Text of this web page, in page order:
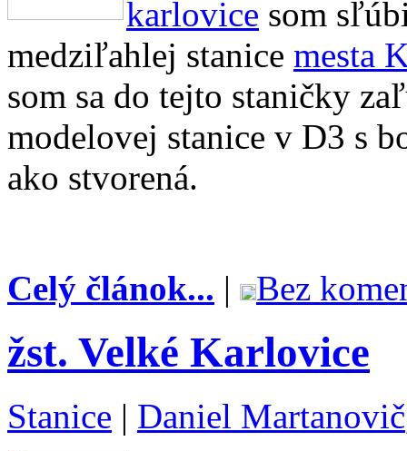
karlovice som
medziľahlej stanice mesta
som sa do tejto staničky
modelovej stanice v D3 s
ako stvorená.
Celý článok... | Bez
žst. Velké Karlovice
Stanice | Daniel Martanovič